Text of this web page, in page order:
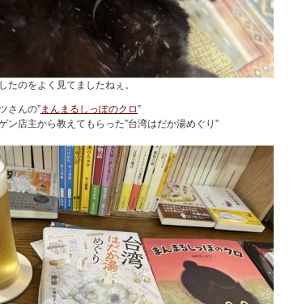
たのをよく見てましたねぇ。
さんの”まんまるしっぽのクロ”
ン店主から教えてもらった”台湾はだか湯めぐり”